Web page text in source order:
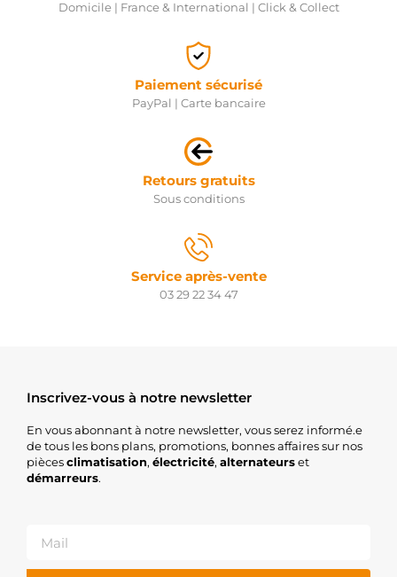
Domicile | France & International | Click & Collect
Paiement sécurisé
PayPal | Carte bancaire
Retours gratuits
Sous conditions
Service après-vente
03 29 22 34 47
Inscrivez-vous à notre newsletter
En vous abonnant à notre newsletter, vous serez informé.e
de tous les bons plans, promotions, bonnes affaires sur nos
piècesclimatisation, électricité, alternateurset
démarreurs.